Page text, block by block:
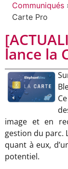
Communiqués
Carte Pro
lance la
image et en
gestion du parc.
quant à eux,
potentiel.